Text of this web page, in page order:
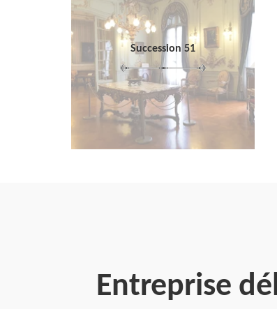
Succession 51
Entreprise